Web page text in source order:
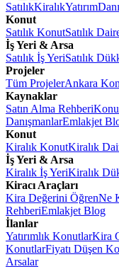
SatılıkKiralıkYatırım
Konut
Satılık KonutSatılık
İş Yeri & Arsa
Satılık İş YeriSatılık
Projeler
Tüm ProjelerAnkara
Kaynaklar
Satın Alma Rehberi
DanışmanlarEmlakjet
Konut
Kiralık KonutKiralık
İş Yeri & Arsa
Kiralık İş YeriKiralık
Kiracı Araçları
Kira Değerini ÖğrenNe
RehberiEmlakjet Blog
İlanlar
Yatırımlık KonutlarKira
KonutlarFiyatı Düşen
Arsalar